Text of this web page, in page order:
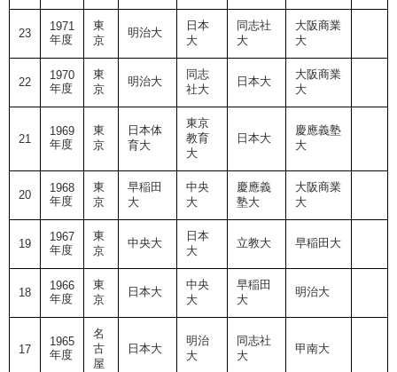
23
1971
年度
東
京
明治大
日本
大
同志社
大
大阪商業
大
22
1970
年度
東
京
明治大
同志
社大
日本大
大阪商業
大
21
1969
年度
東
京
日本体
育大
東京
教育
大
日本大
慶應義塾
大
20
1968
年度
東
京
早稲田
大
中央
大
慶應義
塾大
大阪商業
大
19
1967
年度
東
京
中央大
日本
大
立教大 早稲田大
18
1966
年度
東
京
日本大
中央
大
早稲田
大
明治大
17
1965
年度
名
古
屋
日本大
明治
大
同志社
大
甲南大